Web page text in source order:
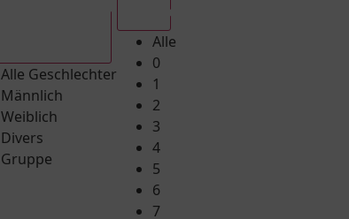
Alle Geschlechter
Männlich
Weiblich
Divers
Gruppe
Alle
0
1
2
3
4
5
6
7